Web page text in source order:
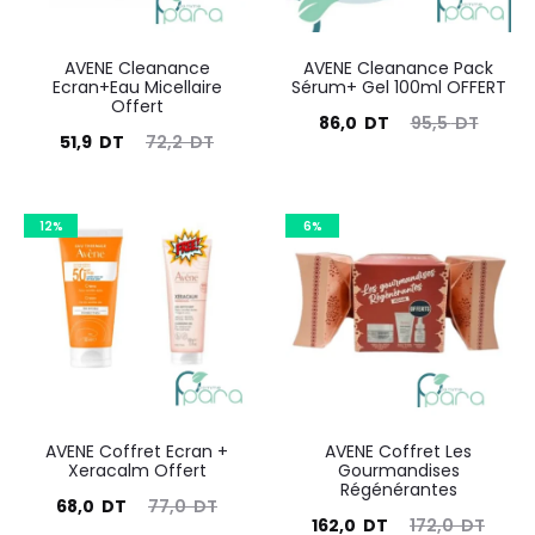
AVENE Cleanance
Ecran+Eau Micellaire
Offert
72,2DT
Le
initial
était :
72,2
DT.
51,9 DT
actuel
est :
AVENE Cleanance Pack
Sérum+ Gel 100ml OFFERT
95,5DT
Le
95,5
DT.
86,0 DT
est :
86,0
DT.
12%
AVENE Coffret Ecran +
Xeracalm Offert
77,0DT
Le
68,0 DT
6%
AVENE Coffret Les
Gourmandises
Régénérantes
172,0DT
Le
162,0 DT
Le